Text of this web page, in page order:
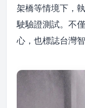
架橋等情境下，
駛驗證測試。不
心，也標誌台灣